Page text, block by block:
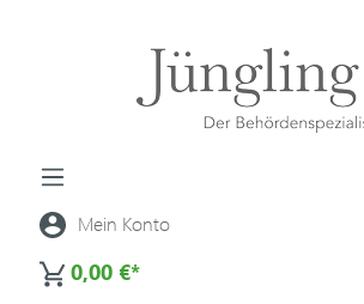
Mein Konto
0,00 €*